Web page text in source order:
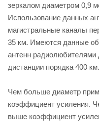
зеркалом диаметром 0,9
Использование данных
магистральные каналы
35 км. Имеются данные об
антенн радиолюбителями
дистанции порядка 400 км.
Чем больше диаметр
коэффициент усиления.
выше коэффициент